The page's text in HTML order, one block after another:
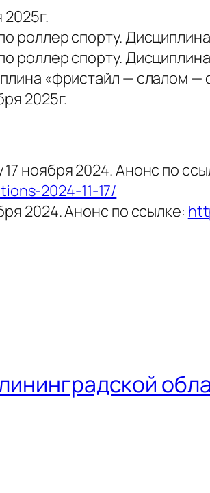
роллер спорту. Дисциплина
роллер спорту.
«фристайл — слалом —
2025г.
ноября 2024. Анонс по
2024-11-17/
2024. Анонс по ссылке: